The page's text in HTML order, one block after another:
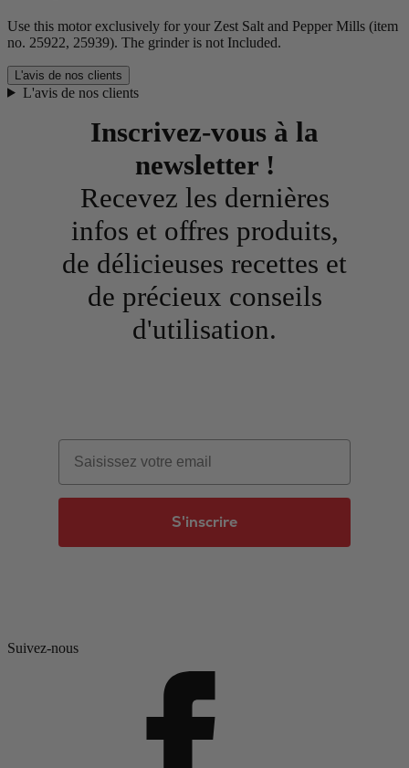
Use this motor exclusively for your Zest Salt and Pepper Mills (item
no. 25922, 25939). The grinder is not Included.
L'avis de nos clients
L'avis de nos clients
Inscrivez-vous à la
newsletter !
Recevez les dernières
infos et offres produits,
de délicieuses recettes et
de précieux conseils
d'utilisation.
Email
S'inscrire
Suivez-nous